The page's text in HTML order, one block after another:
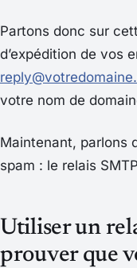
Partons donc sur
d’expédition de vos
votre nom de
Maintenant, parlons
spam : le relais
Utiliser un
prouver que